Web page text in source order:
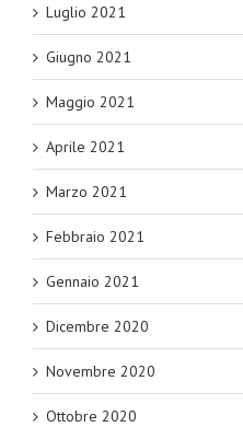
Luglio 2021
Giugno 2021
Maggio 2021
Aprile 2021
Marzo 2021
Febbraio 2021
Gennaio 2021
Dicembre 2020
Novembre 2020
Ottobre 2020